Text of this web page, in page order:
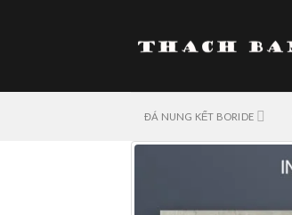
ĐÁ NUNG KẾT BORIDE